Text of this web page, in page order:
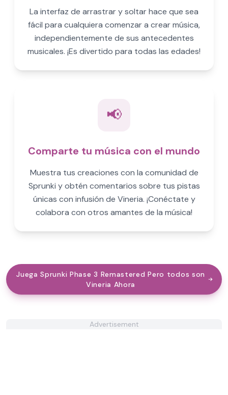
La interfaz de arrastrar y soltar hace que sea
fácil para cualquiera comenzar a crear música,
independientemente de sus antecedentes
musicales. ¡Es divertido para todas las edades!
📢
Comparte tu música con el mundo
Muestra tus creaciones con la comunidad de
Sprunki y obtén comentarios sobre tus pistas
únicas con infusión de Vineria. ¡Conéctate y
colabora con otros amantes de la música!
Juega Sprunki Phase 3 Remastered Pero todos son
Vineria Ahora
Advertisement